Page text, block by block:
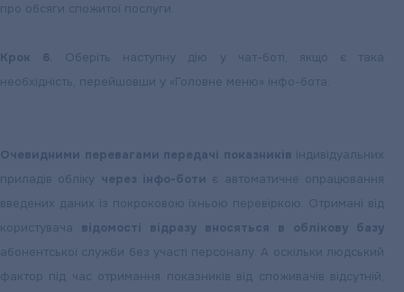
про обсяги спожитої послуги.
Крок 6.
Оберіть наступну дію у чат-боті, якщо є така
необхідність, перейшовши у «Головне меню» інфо-бота.
Очевидними перевагами передачі показників індивідуальних
приладів обліку через інфо-боти є автоматичне опрацювання
введених даних із покроковою їхньою перевіркою. Отримані від
користувача відомості відразу вносяться в облікову базу
абонентської служби без участі персоналу. А оскільки людський
фактор під час отримання показників від споживачів відсутній,